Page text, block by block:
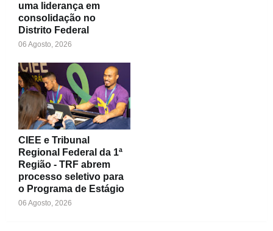
uma liderança em
consolidação no
Distrito Federal
06 Agosto, 2026
CIEE e Tribunal
Regional Federal da 1ª
Região - TRF abrem
processo seletivo para
o Programa de Estágio
06 Agosto, 2026